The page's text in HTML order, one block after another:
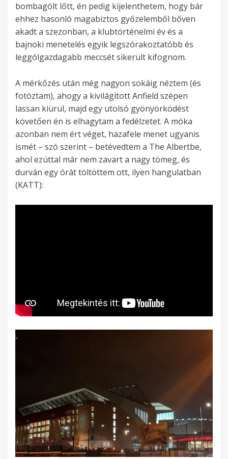
bombagólt lőtt, én pedig kijelenthetem, hogy bár
ehhez hasonló magabiztos győzelemből bőven
akadt a szezonban, a klubtörténelmi év és a
bajnoki menetelés egyik legszórakoztatóbb és
leggólgazdagabb meccsét sikerült kifognom.
A mérkőzés után még nagyon sokáig néztem (és
fotóztam), ahogy a kivilágított Anfield szépen
lassan kiürül, majd egy utolsó gyönyörködést
követően én is elhagytam a fedélzetet. A móka
azonban nem ért véget, hazafele menet ugyanis
ismét – szó szerint – betévedtem a The Albertbe,
ahol ezúttal már nem zavart a nagy tömeg, és
durván egy órát töltöttem ott, ilyen hangulatban
(KATT):